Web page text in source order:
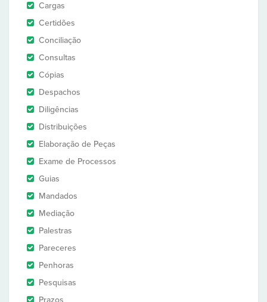
Cargas
Certidões
Conciliação
Consultas
Cópias
Despachos
Diligências
Distribuições
Elaboração de Peças
Exame de Processos
Guias
Mandados
Mediação
Palestras
Pareceres
Penhoras
Pesquisas
Prazos